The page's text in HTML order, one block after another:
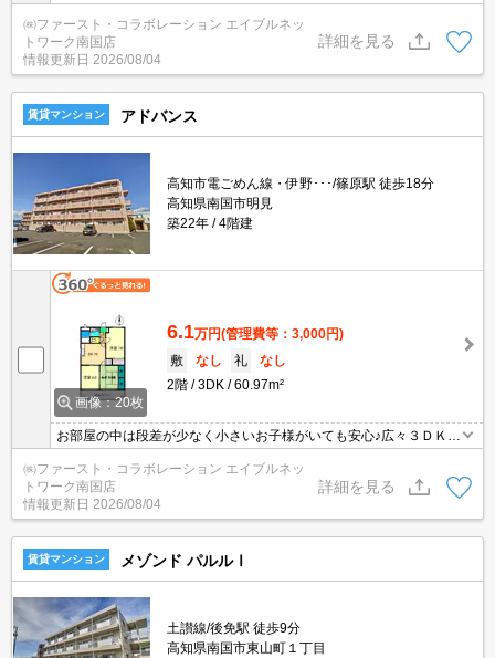
屋根付き駐車場です！！
㈱ファースト・コラボレーション エイブルネッ
トワーク南国店
情報更新日 2026/08/04
詳細を見る
賃貸マンション アドバンス
高知市電ごめん線・伊野･･･/篠原駅 徒歩18分
高知県南国市明見
築22年
4階建
画像：20枚
6.1万円(管理費等：3,000円)
敷
なし 礼
なし
2階
3DK 60.97m²
お部屋の中は段差が少なく小さいお子様がいても安心♪広々３ＤＫは
ども近くにありますよ！
㈱ファースト・コラボレーション エイブルネッ
トワーク南国店
情報更新日 2026/08/04
詳細を見る
賃貸マンション メゾンド パルルⅠ
土讃線/後免駅 徒歩9分
高知県南国市東山町１丁目